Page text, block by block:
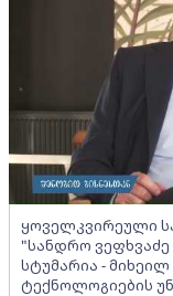
ყოველკვირეული
"სანდრო
სტუმარია -
ტექნოლოგიების